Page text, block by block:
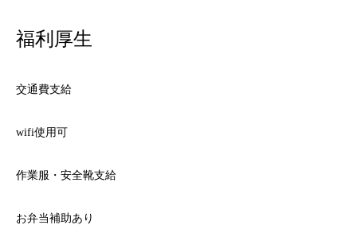
福利厚生
交通費支給
wifi使用可
作業服・安全靴支給
お弁当補助あり